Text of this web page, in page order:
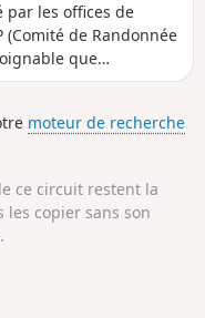
par les offices de
(Comité de Randonnée
que
plaisant avec deux
de Courcelles.
moteur de recherche
ce circuit restent la
copier sans son